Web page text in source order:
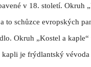
v 18. století. Okruh
to schůzce evropských
Okruh „Kostel a
je frýdlantský vévoda